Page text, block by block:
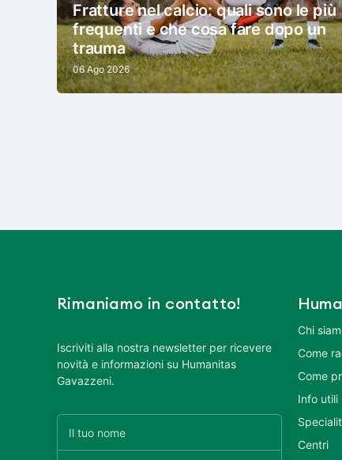
Fratture nel calcio: quali sono le più
frequenti e che cosa fare dopo un
trauma
06 Ago 2026
Rimaniamo in contatto!
Iscriviti alla nostra newsletter per ricevere
novità e informazioni su Humanitas
Gavazzeni.
Chi
Come
Come
Info utili
Centri